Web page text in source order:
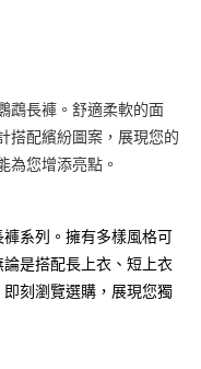
鵡長褲。舒適柔軟的面
搭配繽紛圖案，展現您的
為您增添亮點。
系列。擁有多樣風格可
是搭配長上衣、短上衣
刻瀏覽選購，展現您獨